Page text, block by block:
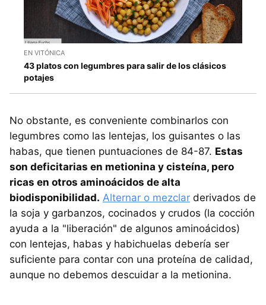
EN VITÓNICA
43 platos con legumbres para salir de los clásicos
potajes
No obstante, es conveniente combinarlos con
legumbres como las lentejas, los guisantes o las
habas, que tienen puntuaciones de 84-87. Estas
son deficitarias en metionina y cisteína, pero
ricas en otros aminoácidos de alta
biodisponibilidad. Alternar o mezclar derivados de
la soja y garbanzos, cocinados y crudos (la cocción
ayuda a la "liberación" de algunos aminoácidos)
con lentejas, habas y habichuelas debería ser
suficiente para contar con una proteína de calidad,
aunque no debemos descuidar a la metionina.